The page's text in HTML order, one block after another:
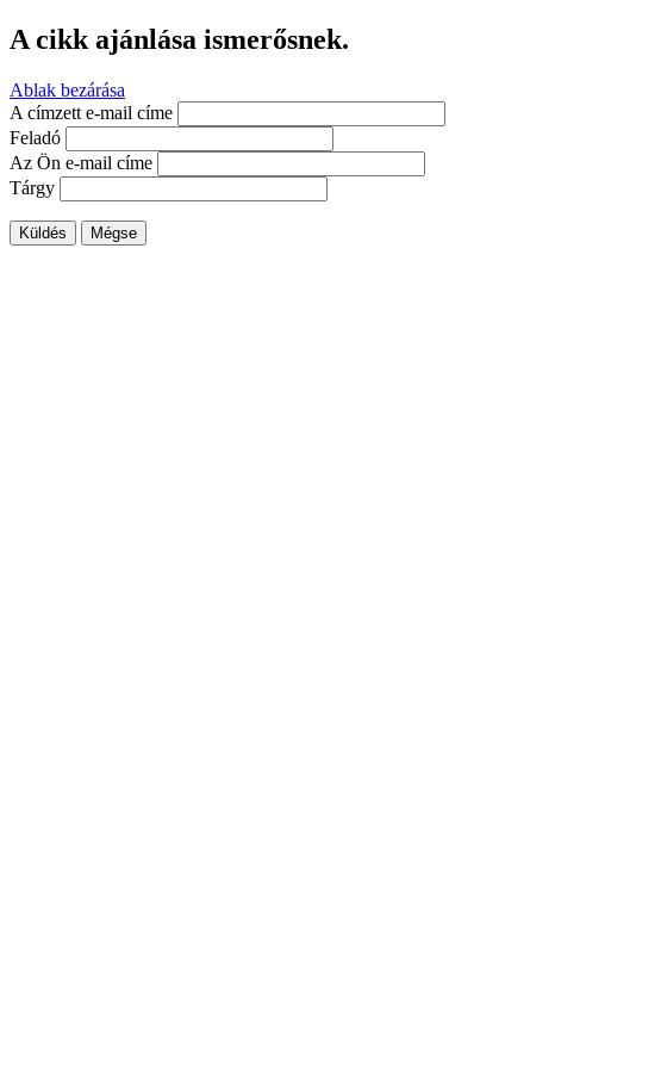
A cikk ajánlása ismerősnek.
Ablak bezárása
A címzett e-mail címe
Feladó
Az Ön e-mail címe
Tárgy
Küldés Mégse